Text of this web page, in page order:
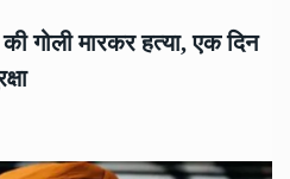
गोली मारकर हत्या, एक दिन